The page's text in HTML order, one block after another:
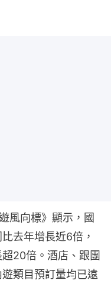
風向標》顯示，國
去年增長近6倍，
20倍。酒店、跟團
類目預訂量均已遠